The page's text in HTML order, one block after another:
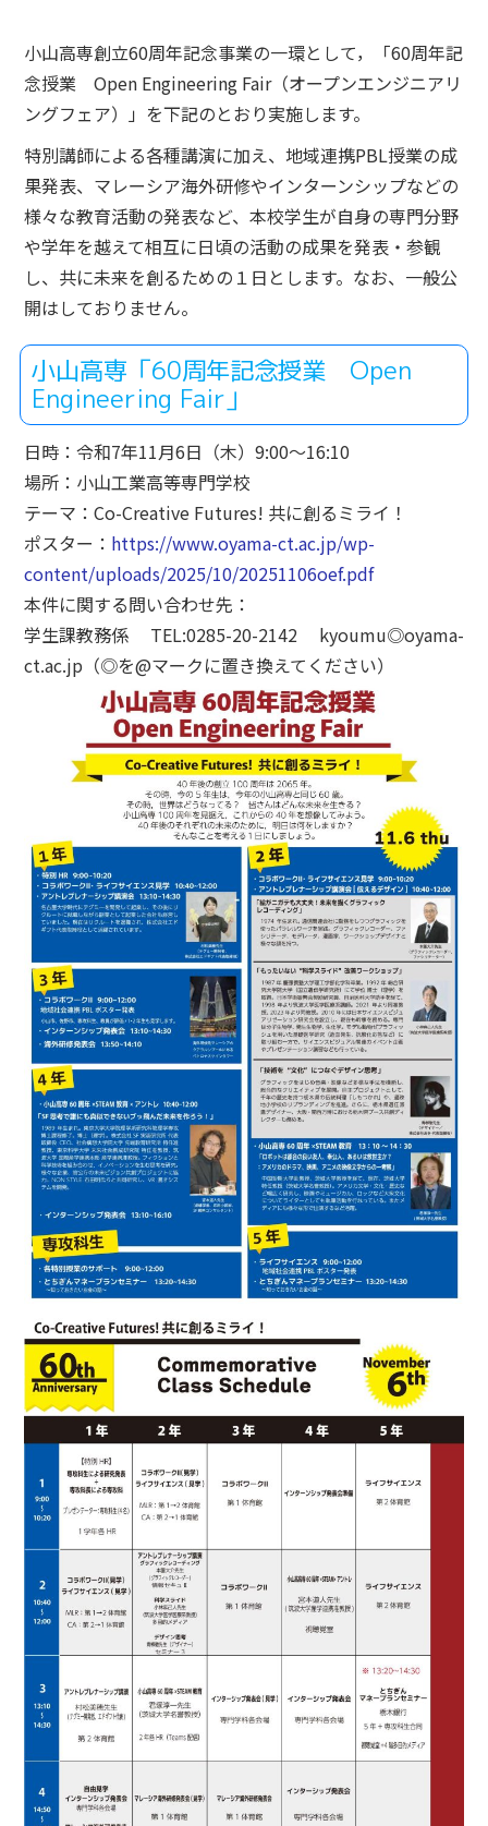
小山高専創立60周年記念事業の一環として，「60周年記
念授業 Open Engineering Fair（オープンエンジニアリ
ングフェア）」を下記のとおり実施します。
特別講師による各種講演に加え、地域連携PBL授業の成
果発表、マレーシア海外研修やインターンシップなどの
様々な教育活動の発表など、本校学生が自身の専門分野
や学年を越えて相互に日頃の活動の成果を発表・参観
し、共に未来を創るための１日とします。なお、一般公
開はしておりません。
小山高専「60周年記念授業 Open
Engineering Fair」
日時：令和7年11月6日（木）9:00～16:10
場所：小山工業高等専門学校
テーマ：Co-Creative Futures! 共に創るミライ！
ポスター： https://www.oyama-ct.ac.jp/wp-
content/uploads/2025/10/20251106oef.pdf
本件に関する問い合わせ先：
学生課教務係 TEL:0285-20-2142 kyoumu◎oyama-
ct.ac.jp（◎を@マークに置き換えてください）